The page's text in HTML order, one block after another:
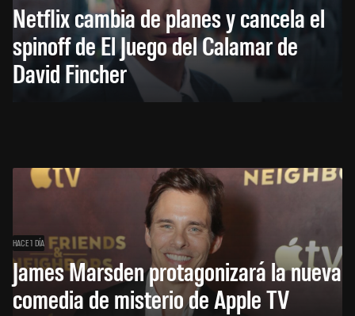
Netflix cambia de planes y cancela el
spinoff de El Juego del Calamar de
David Fincher
HACE 1 DÍA
James Marsden protagonizará la nueva
comedia de misterio de Apple TV